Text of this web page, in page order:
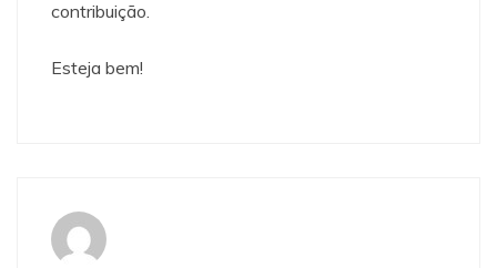
contribuição.
Esteja bem!